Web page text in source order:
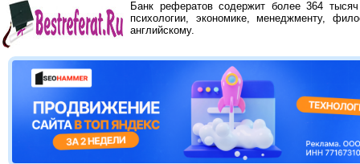
Банк рефератов содержит более 364
психологии, экономике, менеджменту,
английскому.